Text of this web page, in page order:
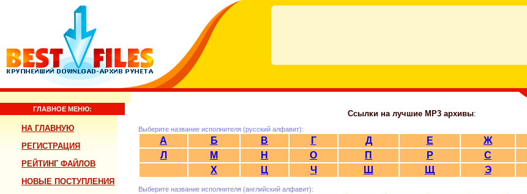
ГЛАВНОЕ МЕНЮ:
НА ГЛАВНУЮ
РЕГИСТРАЦИЯ
РЕЙТИНГ ФАЙЛОВ
НОВЫЕ ПОСТУПЛЕНИЯ
Ссылки на лучшие MP3 архивы:
Выберите название исполнителя (русский алфавит):
А Б В Г Д Е Ж
Л
М Н О П Р С
Х
Ц Ч Ш Щ Э
Выберите название исполнителя (английский алфавит):